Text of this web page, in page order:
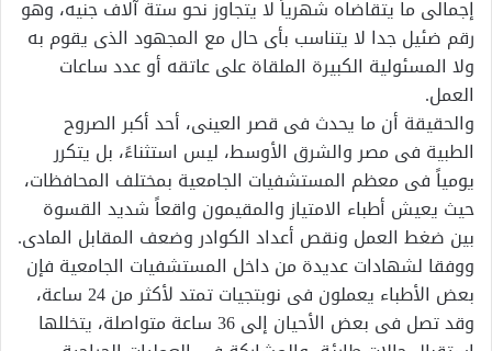
إجمالى ما يتقاضاه شهرياً لا يتجاوز نحو ستة آلاف جنيه، وهو
رقم ضئيل جدا لا يتناسب بأى حال مع المجهود الذى يقوم به
ولا المسئولية الكبيرة الملقاة على عاتقه أو عدد ساعات
العمل.
والحقيقة أن ما يحدث فى قصر العينى، أحد أكبر الصروح
الطبية فى مصر والشرق الأوسط، ليس استثناءً، بل يتكرر
يومياً فى معظم المستشفيات الجامعية بمختلف المحافظات،
حيث يعيش أطباء الامتياز والمقيمون واقعاً شديد القسوة
بين ضغط العمل ونقص أعداد الكوادر وضعف المقابل المادى.
ووفقا لشهادات عديدة من داخل المستشفيات الجامعية فإن
بعض الأطباء يعملون فى نوبتجيات تمتد لأكثر من 24 ساعة،
وقد تصل فى بعض الأحيان إلى 36 ساعة متواصلة، يتخللها